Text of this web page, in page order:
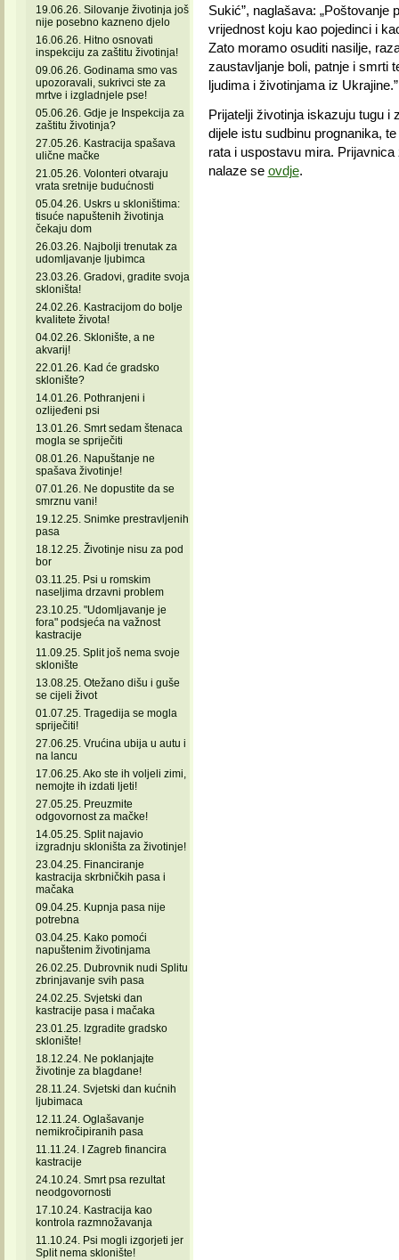
19.06.26. Silovanje životinja još
nije posebno kazneno djelo
16.06.26. Hitno osnovati
inspekciju za zaštitu životinja!
09.06.26. Godinama smo vas
upozoravali, sukrivci ste za
mrtve i izgladnjele pse!
05.06.26. Gdje je Inspekcija za
zaštitu životinja?
27.05.26. Kastracija spašava
ulične mačke
21.05.26. Volonteri otvaraju
vrata sretnije budućnosti
05.04.26. Uskrs u skloništima:
tisuće napuštenih životinja
čekaju dom
26.03.26. Najbolji trenutak za
udomljavanje ljubimca
23.03.26. Gradovi, gradite svoja
skloništa!
24.02.26. Kastracijom do bolje
kvalitete života!
04.02.26. Sklonište, a ne
akvarij!
22.01.26. Kad će gradsko
sklonište?
14.01.26. Pothranjeni i
ozlijeđeni psi
13.01.26. Smrt sedam štenaca
mogla se spriječiti
08.01.26. Napuštanje ne
spašava životinje!
07.01.26. Ne dopustite da se
smrznu vani!
19.12.25. Snimke prestravljenih
pasa
18.12.25. Životinje nisu za pod
bor
03.11.25. Psi u romskim
naseljima drzavni problem
23.10.25. "Udomljavanje je
fora" podsjeća na važnost
kastracije
11.09.25. Split još nema svoje
sklonište
13.08.25. Otežano dišu i guše
se cijeli život
01.07.25. Tragedija se mogla
spriječiti!
27.06.25. Vrućina ubija u autu i
na lancu
17.06.25. Ako ste ih voljeli zimi,
nemojte ih izdati ljeti!
27.05.25. Preuzmite
odgovornost za mačke!
14.05.25. Split najavio
izgradnju skloništa za životinje!
23.04.25. Financiranje
kastracija skrbničkih pasa i
mačaka
09.04.25. Kupnja pasa nije
potrebna
03.04.25. Kako pomoći
napuštenim životinjama
26.02.25. Dubrovnik nudi Splitu
zbrinjavanje svih pasa
24.02.25. Svjetski dan
kastracije pasa i mačaka
23.01.25. Izgradite gradsko
sklonište!
18.12.24. Ne poklanjajte
životinje za blagdane!
28.11.24. Svjetski dan kućnih
ljubimaca
12.11.24. Oglašavanje
nemikročipiranih pasa
11.11.24. I Zagreb financira
kastracije
24.10.24. Smrt psa rezultat
neodgovornosti
17.10.24. Kastracija kao
kontrola razmnožavanja
11.10.24. Psi mogli izgorjeti jer
Split nema sklonište!
Sukić”, naglašava: „Poštovanje
vrijednost koju kao pojedinci i
Zato moramo osuditi nasilje,
zaustavljanje boli, patnje i smrti
ljudima i životinjama iz Ukrajine.”
Prijatelji životinja iskazuju tugu i
dijele istu sudbinu prognanika,
rata i uspostavu mira.
nalaze se ovdje.